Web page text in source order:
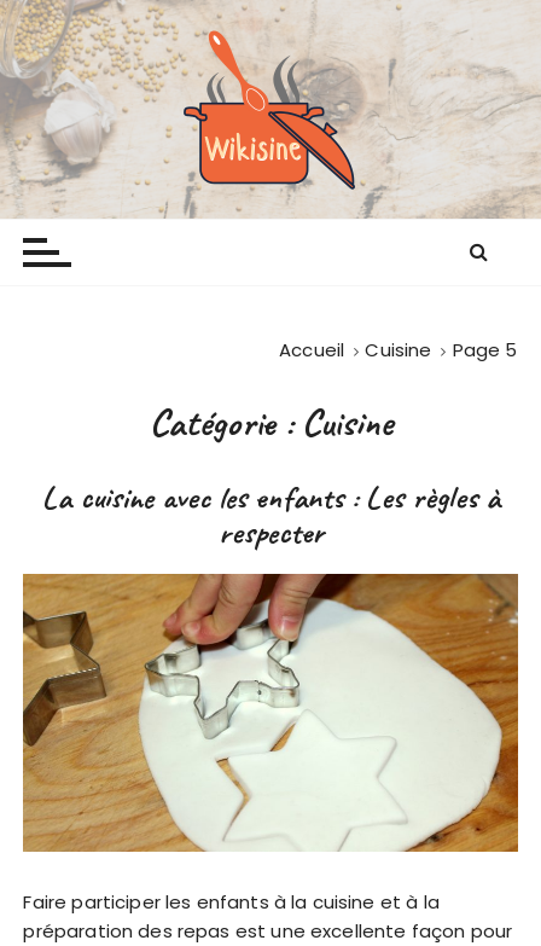
P
a
s
e
r
a
u Wikisine
Comme chez mamie
Accueil Cuisine Page 5
Catégorie :Cuisine
La cuisine avec les enfants : Les règles à
respecter
Faire participer les enfants à la cuisine et à la
préparation des repas est une excellente façon pour